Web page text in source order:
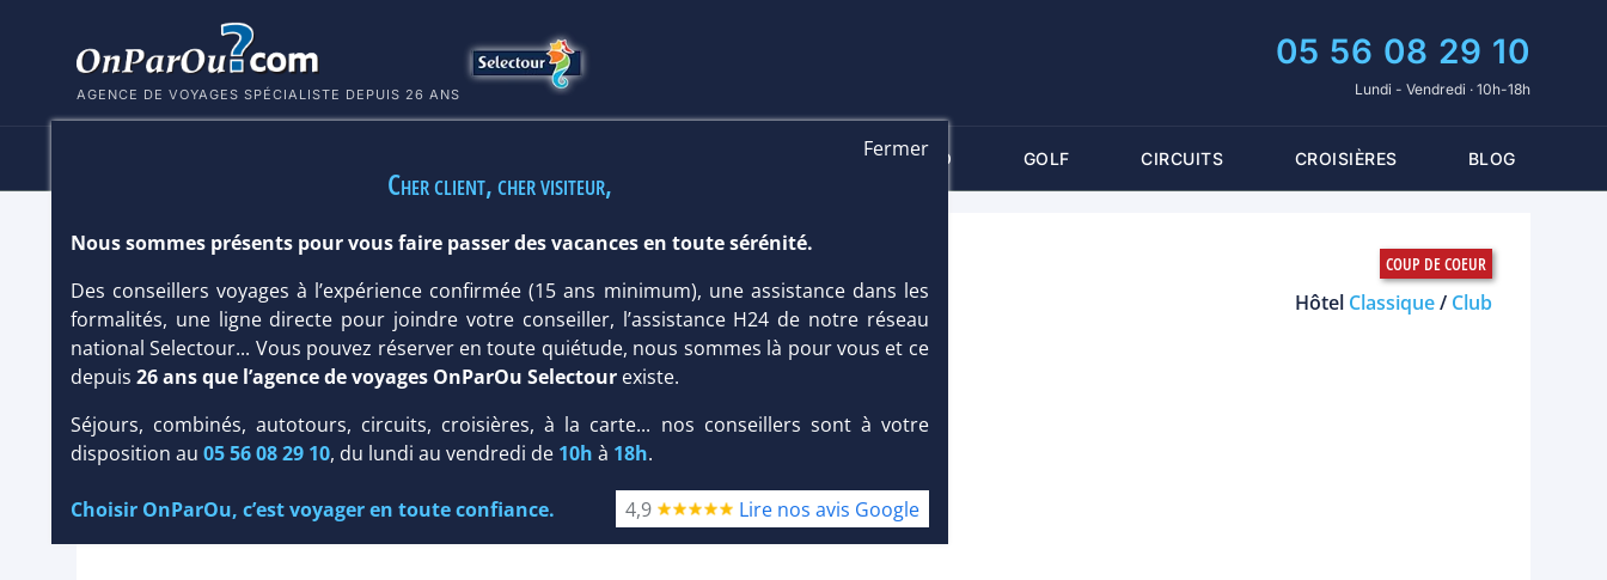
AGENCE DE VOYAGES SPÉCIALISTE DEPUIS 26 ANS
05 56 08 29 10
Lundi - Vendredi · 10h-18h
THALASSO GOLF CIRCUITS CROISIÈRES BLOG
HÔTEL DIAMONDS THUDUFUSHI BEACH & WATER VILLAS 4*
Maldives/ Atoll d'Ari Île : Taille petite/ TypeLoisirs Hôtel Classique/ Club
Fermer
Cher client, cher visiteur,
Nous sommes présents pour vous faire passer des vacances en toute sérénité.
Des conseillers voyages à l’expérience confirmée (15 ans minimum), une assistance dans les
formalités, une ligne directe pour joindre votre conseiller, l’assistance H24 de notre réseau
national Selectour... Vous pouvez réserver en toute quiétude, nous sommes là pour vous et ce
depuis 26 ans que l’agence de voyages OnParOu Selectourexiste.
Séjours, combinés, autotours, circuits, croisières, à la carte... nos conseillers sont à votre
disposition au 05 56 08 29 10, du lundi au vendredi de 10h à 18h.
Choisir OnParOu, c’est voyager en toute confiance. 4,9 Lire nos avis Google